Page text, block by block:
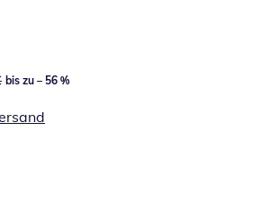
€, vorheriger Preis: 59,99 €
bis zu – 56 %